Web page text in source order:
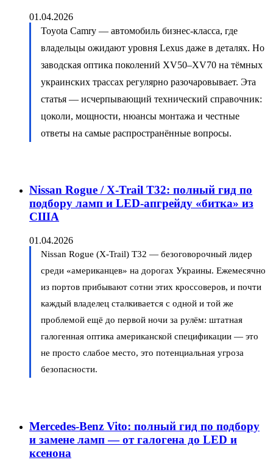
01.04.2026
Toyota Camry — автомобиль бизнес-класса, где
владельцы ожидают уровня Lexus даже в деталях. Но
заводская оптика поколений XV50–XV70 на тёмных
украинских трассах регулярно разочаровывает. Эта
статья — исчерпывающий технический справочник:
цоколи, мощности, нюансы монтажа и честные
ответы на самые распространённые вопросы.
Nissan Rogue / X-Trail T32: полный гид по
подбору ламп и LED-апгрейду «битка» из
США
01.04.2026
Nissan Rogue (X-Trail) T32 — безоговорочный лидер
среди «американцев» на дорогах Украины. Ежемесячно
из портов прибывают сотни этих кроссоверов, и почти
каждый владелец сталкивается с одной и той же
проблемой ещё до первой ночи за рулём: штатная
галогенная оптика американской спецификации — это
не просто слабое место, это потенциальная угроза
безопасности.
Mercedes-Benz Vito: полный гид по подбору
и замене ламп — от галогена до LED и
ксенона